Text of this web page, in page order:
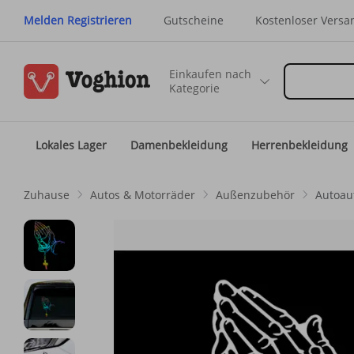
Melden Registrieren Gutscheine Kostenloser
Einkaufen nach
Kategorie
Lokales Lager Damenbekleidung Herrenbekleidung
Zuhause Autos & Motorräder Außenzubehör